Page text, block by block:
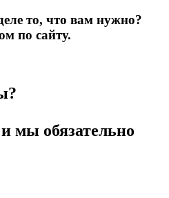
то, что вам нужно?
по сайту.
мы обязательно